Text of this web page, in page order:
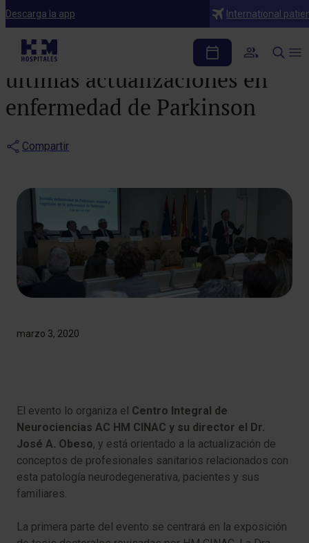
Descarga la app International
Noticias
HM CINAC ofrece las
últimas actualizaciones en
enfermedad de Parkinson
Compartir
marzo 3, 2020
El evento lo organiza el Centro Integral de
Neurociencias AC HM CINAC y su director el Dr.
José A. Obeso, y está orientado a la actualización de
conceptos de profesionales sanitarios relacionados con
esta patología neurodegenerativa, pacientes y sus
familiares.
La primera parte del evento se centrará en la exposición